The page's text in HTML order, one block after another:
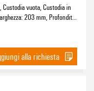
vuota, Custodia in
203 mm, Profondità:
alla richiesta